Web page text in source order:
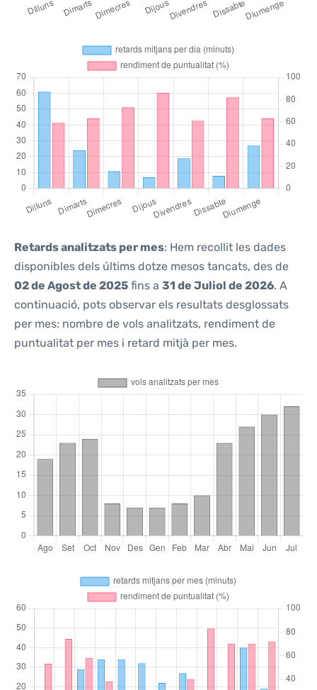
Retards analitzats per mes: Hem recollit les dades
disponibles dels últims dotze mesos tancats, des de
02 de Agost de 2025 fins a 31 de Juliol de 2026. A
continuació, pots observar els resultats desglossats
per mes: nombre de vols analitzats, rendiment de
puntualitat per mes i retard mitjà per mes.